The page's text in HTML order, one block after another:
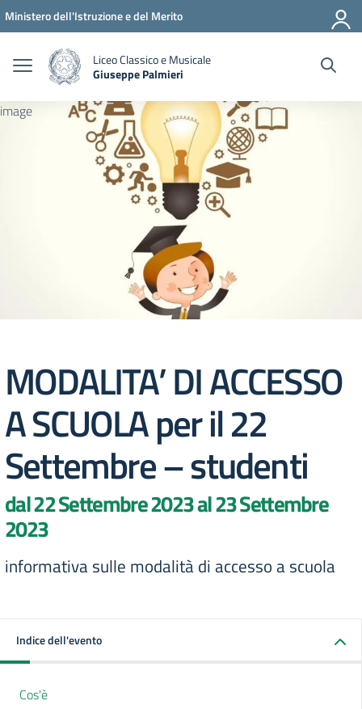
Vai ai contenuti
Vai al menu di navigazione
Vai al footer
Ministero dell'Istruzione e del Merito
Liceo Classico e Musicale
Giuseppe Palmieri
image
MODALITA’ DI ACCESSO
A SCUOLA per il 22
Settembre – studenti
dal 22 Settembre 2023 al 23 Settembre
2023
informativa sulle modalità di accesso a scuola
Indice dell'evento
Cos'è